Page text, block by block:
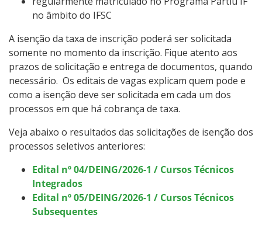
no âmbito do IFSC
A isenção da taxa de inscrição poderá ser solicitada
somente no momento da inscrição. Fique atento aos
prazos de solicitação e entrega de documentos, quando
necessário. Os editais de vagas explicam quem pode e
como a isenção deve ser solicitada em cada um dos
processos em que há cobrança de taxa.
Veja abaixo o resultados das solicitações de isenção dos
processos seletivos anteriores:
Edital nº 04/DEING/2026-1 / Cursos Técnicos
Integrados
Edital nº 05/DEING/2026-1 / Cursos Técnicos
Subsequentes